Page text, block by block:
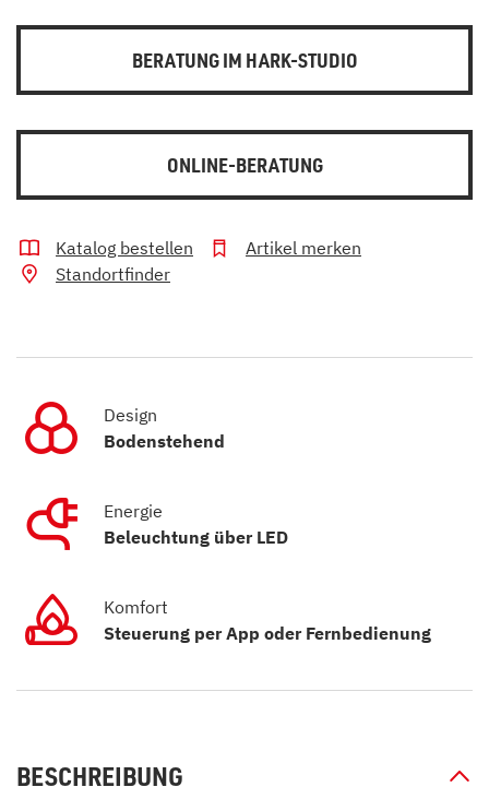
BERATUNG IM HARK-STUDIO
ONLINE-BERATUNG
Katalog bestellen
Artikel merken
Standortfinder
Design
Bodenstehend
Energie
Beleuchtung über LED
Komfort
Steuerung per App oder Fernbedienung
BESCHREIBUNG